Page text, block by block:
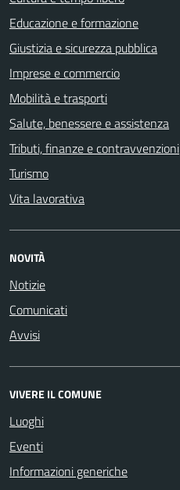
Educazione e formazione
Giustizia e sicurezza pubblica
Imprese e commercio
Mobilità e trasporti
Salute, benessere e assistenza
Tributi, finanze e contravvenzioni
Turismo
Vita lavorativa
NOVITÀ
Notizie
Comunicati
Avvisi
VIVERE IL COMUNE
Luoghi
Eventi
Informazioni generiche